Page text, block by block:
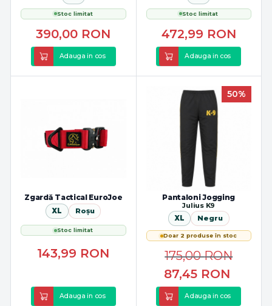
Stoc limitat
390,00 RON
Adauga in cos
Stoc limitat
472,99 RON
Adauga in cos
Zgardă Tactical EuroJoe
XL Roșu
Stoc limitat
143,99 RON
Adauga in cos
50%
Pantaloni Jogging
Julius K9
XL
Negru
Doar 2 produse în stoc
87,45 RON
175,00RON
Adauga in cos